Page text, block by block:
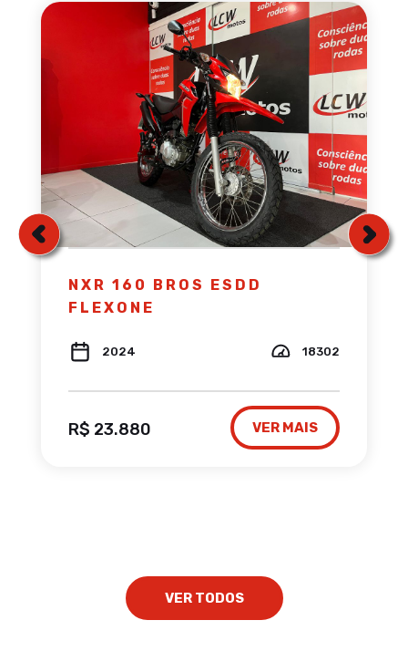
NXR 160 BROS ESDD
FLEXONE
2024 18302
R$ 23.880 VER MAIS
VER TODOS